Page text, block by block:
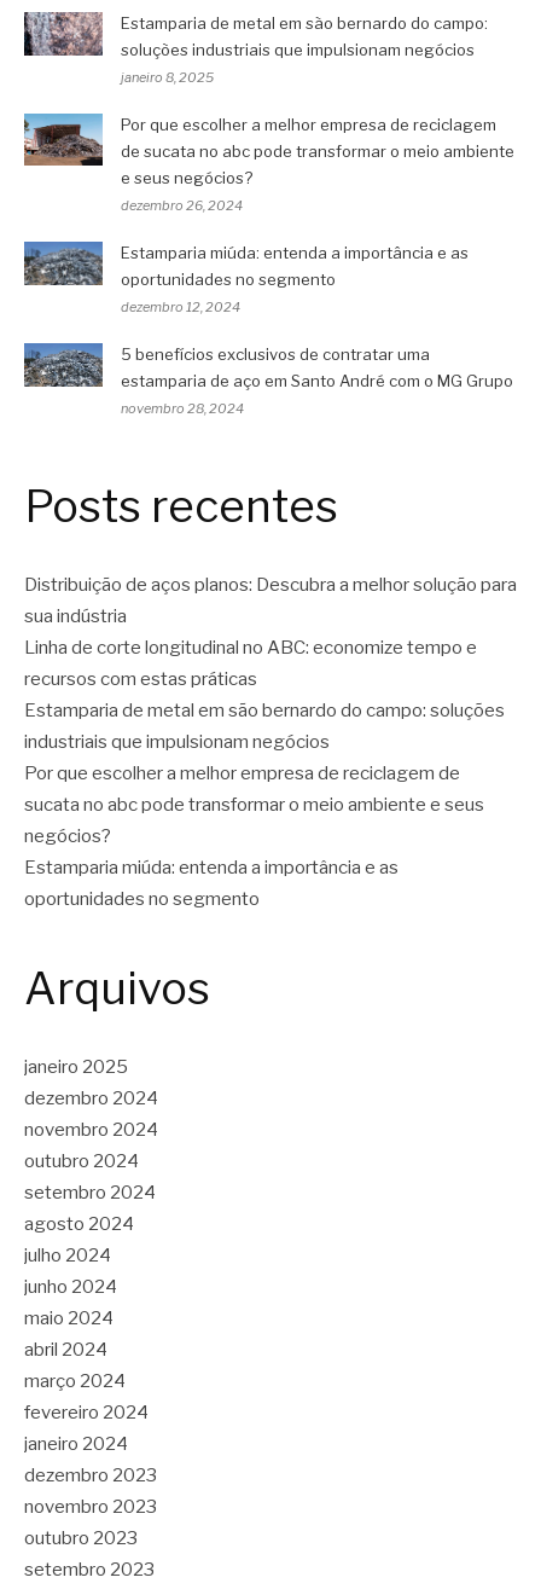
Estamparia de metal em são bernardo do campo:
soluções industriais que impulsionam negócios
janeiro 8, 2025
Por que escolher a melhor empresa de reciclagem
de sucata no abc pode transformar o meio ambiente
e seus negócios?
dezembro 26, 2024
Estamparia miúda: entenda a importância e as
oportunidades no segmento
dezembro 12, 2024
5 benefícios exclusivos de contratar uma
estamparia de aço em Santo André com o MG Grupo
novembro 28, 2024
Posts recentes
Distribuição de aços planos: Descubra a melhor solução para
sua indústria
Linha de corte longitudinal no ABC: economize tempo e
recursos com estas práticas
Estamparia de metal em são bernardo do campo: soluções
industriais que impulsionam negócios
Por que escolher a melhor empresa de reciclagem de
sucata no abc pode transformar o meio ambiente e seus
negócios?
Estamparia miúda: entenda a importância e as
oportunidades no segmento
Arquivos
janeiro 2025
dezembro 2024
novembro 2024
outubro 2024
setembro 2024
agosto 2024
julho 2024
junho 2024
maio 2024
abril 2024
março 2024
fevereiro 2024
janeiro 2024
dezembro 2023
novembro 2023
outubro 2023
setembro 2023